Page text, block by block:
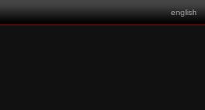
english